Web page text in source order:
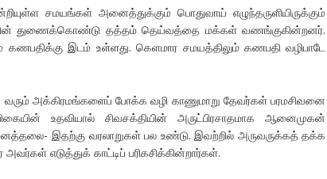
சமயங்கள் அனைத்துக்கும் பொதுவாய் எழுந்தருளியிருக்கும்
துணைக்கொண்டு தத்தம் தெய்வத்தை மக்கள் வணங்குகின்றனர்.
கணபதிக்கு இடம் உள்ளது. கெளமார சமயத்திலும் கணபதி வழிபாடே
வரும் அக்கிரமங்களைப் போக்க வழி காணுமாறு தேவர்கள் பரமசிவனை
உதவியால் சிவசக்தியின் அருட்பிரசாதமாக ஆனைமுகன்
இதற்கு வரலாறுகள் பல உண்டு. இவற்றில் அருவருக்கத் தக்க
எடுத்துக் காட்டிப் பரிகசிக்கின்றார்கள்.